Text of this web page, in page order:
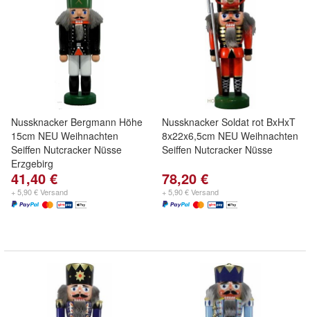
Nussknacker Bergmann Höhe
15cm NEU Weihnachten
Seiffen Nutcracker Nüsse
Erzgebirg
41,40 €
+ 5,90 € Versand
Nussknacker Soldat rot BxHxT
8x22x6,5cm NEU Weihnachten
Seiffen Nutcracker Nüsse
78,20 €
+ 5,90 € Versand